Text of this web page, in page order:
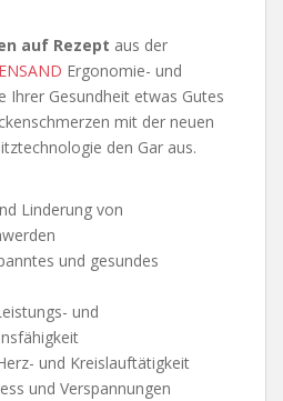
auf Rezept aus der
Ergonomie- und
Ihrer Gesundheit etwas Gutes
mit der neuen
den Gar aus.
Linderung von
und gesundes
und
und Kreislauftätigkeit
und Verspannungen